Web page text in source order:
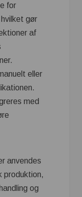
for
gør
af
eller
med
anvendes
produktion,
og